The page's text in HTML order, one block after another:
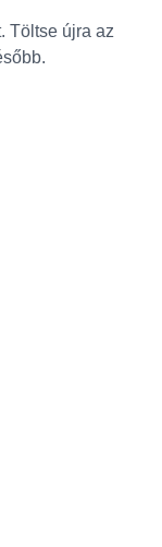
Töltse újra az